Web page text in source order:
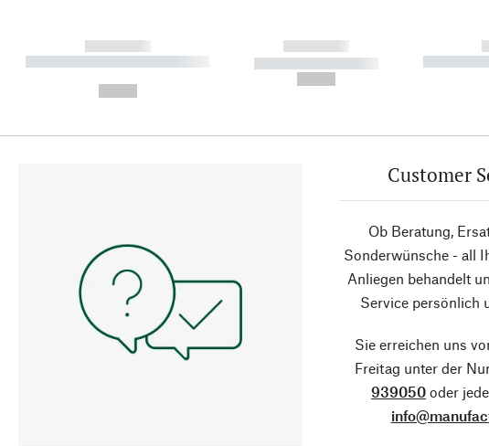
------------
----------- ----------- ----------
------------
----------- -----------
-----------
Customer
Ob Beratung,
Sonderwünsche - all
Anliegen behandelt
Service persönlich
Sie erreichen uns
Freitag unter der
939050 oder